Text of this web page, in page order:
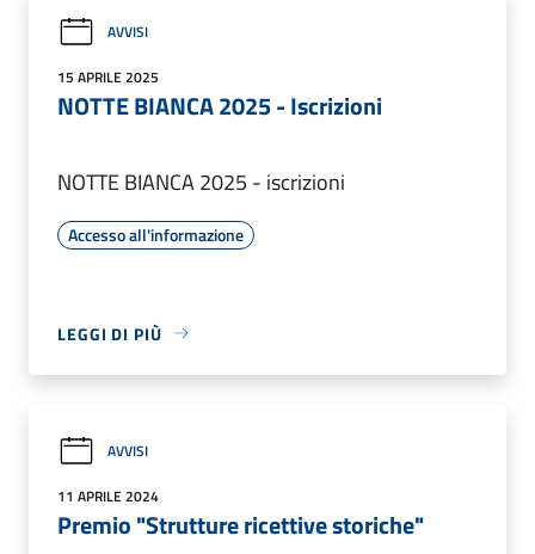
AVVISI
15 APRILE 2025
NOTTE BIANCA 2025 - Iscrizioni
NOTTE BIANCA 2025 - iscrizioni
Accesso all'informazione
LEGGI DI PIÙ
AVVISI
11 APRILE 2024
Premio "Strutture ricettive storiche"